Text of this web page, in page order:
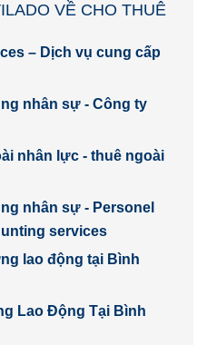
VỀ CHO THUÊ
– Dịch vụ cung cấp
nhân sự - Công ty
nhân lực - thuê ngoài
nhân sự - Personel
services
lao động tại Bình
Lao Động Tại Bình